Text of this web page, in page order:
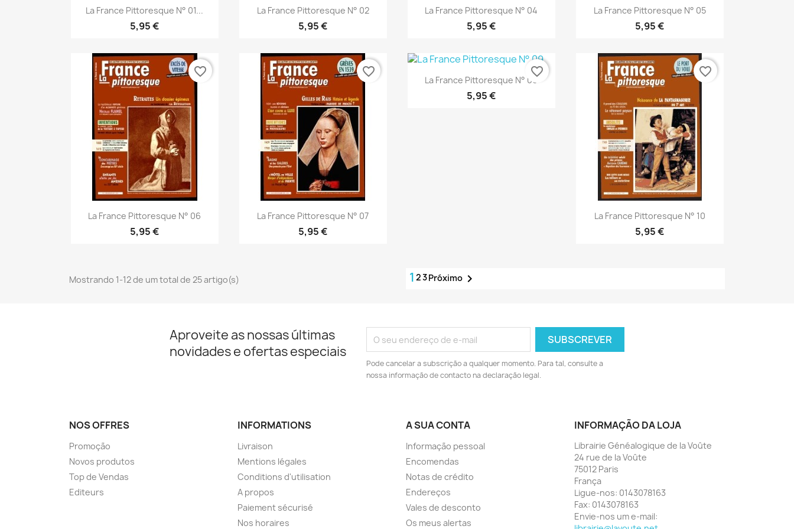
 Vista rápida
La France Pittoresque N° 01...
5,95 €
Vista rápida
La France Pittoresque N° 02
5,95 €
Vista rápida
La France Pittoresque N° 04
5,95 €
Vista rápida
La France Pittoresque N° 05
5,95 €
Vista rápida
La France Pittoresque N° 06
5,95 €
favorite_border
Vista rápida
La France Pittoresque N° 07
5,95 €
favorite_border Vista rápida
La France Pittoresque N° 09
5,95 €
favorite_border
Vista rápida
La France Pittoresque N° 10
5,95 €
favorite_border
Mostrando 1-12 de um total de 25 artigo(s) 1 23Próximo
Aproveite as nossas últimas
novidades e ofertas especiais
Pode cancelar a subscrição a qualquer momento. Para tal, consulte a
nossa informação de contacto na declaração legal.
NOS OFFRES
Promoção
Novos produtos
Top de Vendas
Editeurs
INFORMATIONS
Livraison
Mentions légales
Conditions d'utilisation
A propos
Paiement sécurisé
Nos horaires
A SUA CONTA
Informação pessoal
Encomendas
Notas de crédito
Endereços
Vales de desconto
Os meus alertas
INFORMAÇÃO DA LOJA
Librairie Généalogique de la Voûte
24 rue de la Voûte
75012 Paris
França
Ligue-nos: 0143078163
Fax: 0143078163
Envie-nos um e-mail: